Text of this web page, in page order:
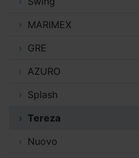
MARIMEX
GRE
AZURO
Splash
Tereza
Nuovo